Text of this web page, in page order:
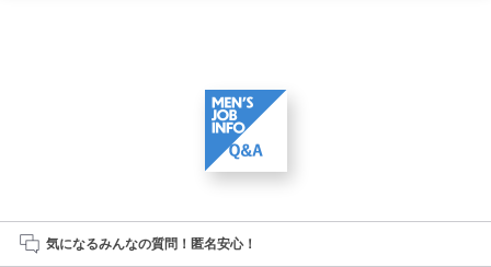
気になるみんなの質問！匿名安心！